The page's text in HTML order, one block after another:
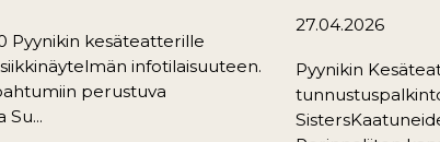
Pyynikin kesäteatterille
infotilaisuuteen.
perustuva
Su...
27.04.2026
Pyynikin